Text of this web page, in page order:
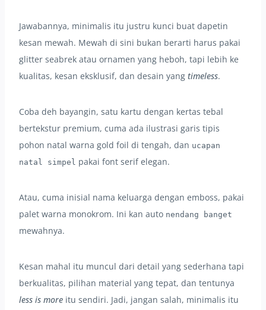
Jawabannya, minimalis itu justru kunci buat dapetin
kesan mewah. Mewah di sini bukan berarti harus pakai
glitter seabrek atau ornamen yang heboh, tapi lebih ke
kualitas, kesan eksklusif, dan desain yang timeless.
Coba deh bayangin, satu kartu dengan kertas tebal
bertekstur premium, cuma ada ilustrasi garis tipis
pohon natal warna gold foil di tengah, dan ucapan
natal simpel pakai font serif elegan.
Atau, cuma inisial nama keluarga dengan emboss, pakai
palet warna monokrom. Ini kan auto nendang banget
mewahnya.
Kesan mahal itu muncul dari detail yang sederhana tapi
berkualitas, pilihan material yang tepat, dan tentunya
less is more itu sendiri. Jadi, jangan salah, minimalis itu